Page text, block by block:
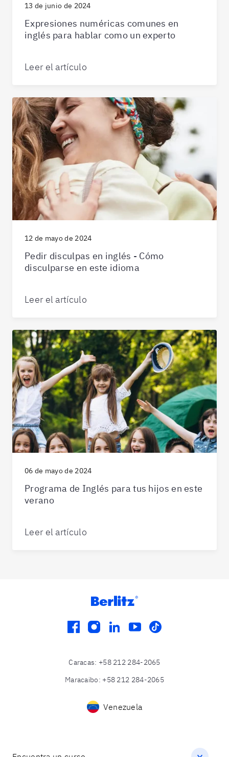
13 de junio de 2024
Expresiones numéricas comunes en
inglés para hablar como un experto
Leer el artículo
12 de mayo de 2024
Pedir disculpas en inglés - Cómo
disculparse en este idioma
Leer el artículo
06 de mayo de 2024
Programa de Inglés para tus hijos en este
verano
Leer el artículo
facebook
instagram
linkedin
youtube
tiktok
Caracas: +58 212 284-2065
Maracaibo: +58 212 284-2065
Venezuela